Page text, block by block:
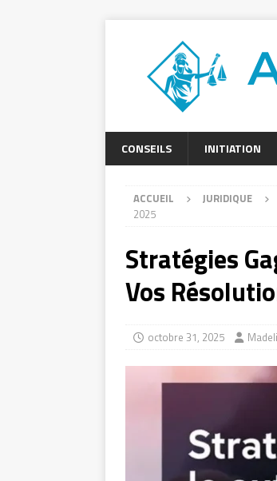
CONSEILS INITIATION
ACCUEIL JURIDIQUE
2025
Stratégies
Vos
octobre 31, 2025